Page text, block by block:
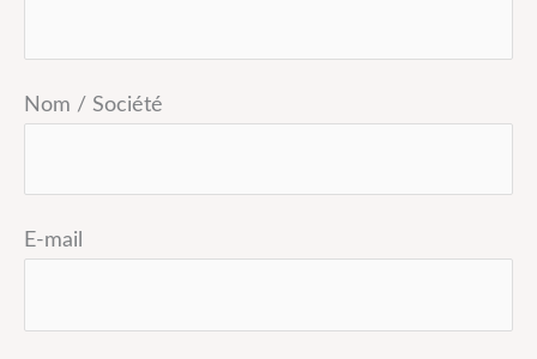
Nom / Société
E-mail